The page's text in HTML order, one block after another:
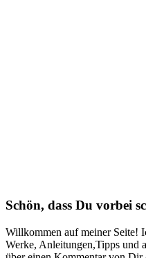
Schön, dass Du vorbei
Willkommen auf meiner Seite!
Werke, Anleitungen,Tipps und